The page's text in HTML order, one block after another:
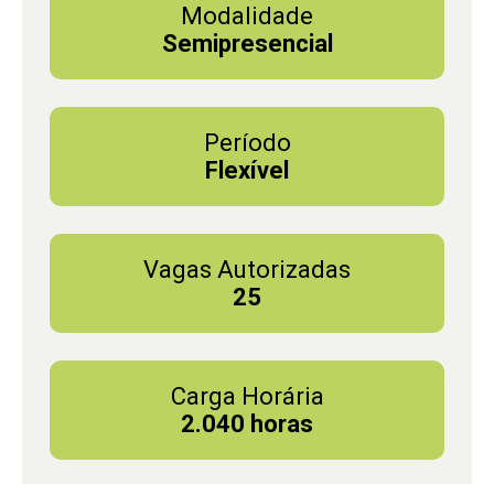
Modalidade
Semipresencial
Período
Flexível
Vagas Autorizadas
25
Carga Horária
2.040 horas